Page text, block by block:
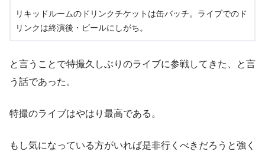
リキッドルームのドリンクチケットは缶バッチ。ライブでのド
リンクは終演後・ビールにしがち。
と言うことで特撮久しぶりのライブに参戦してきた、と言
う話であった。
特撮のライブはやはり最高である。
もし気になっている方がいれば是非行くべきだろうと強く